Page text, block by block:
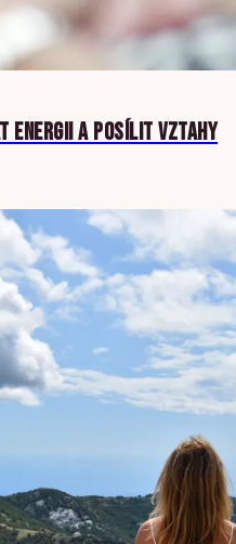
ENERGII A POSÍLIT VZTAHY